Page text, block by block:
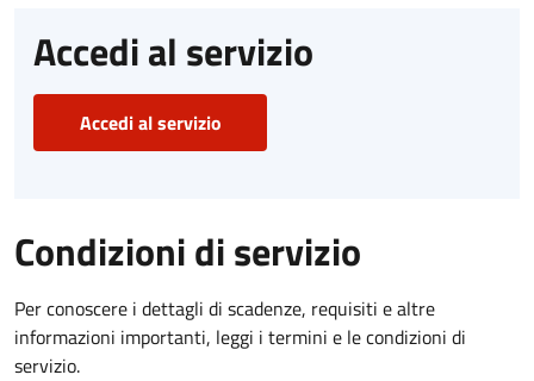
Accedi al servizio
Accedi al servizio
Condizioni di servizio
Per conoscere i dettagli di scadenze, requisiti e altre
informazioni importanti, leggi i termini e le condizioni di
servizio.